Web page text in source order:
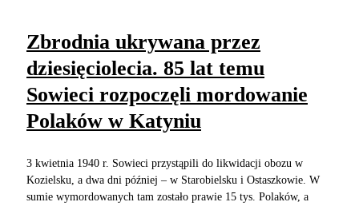
Zbrodnia ukrywana przez
dziesięciolecia. 85 lat temu
Sowieci rozpoczęli mordowanie
Polaków w Katyniu
3 kwietnia 1940 r. Sowieci przystąpili do likwidacji obozu w
Kozielsku, a dwa dni później – w Starobielsku i Ostaszkowie. W
sumie wymordowanych tam zostało prawie 15 tys. Polaków, a